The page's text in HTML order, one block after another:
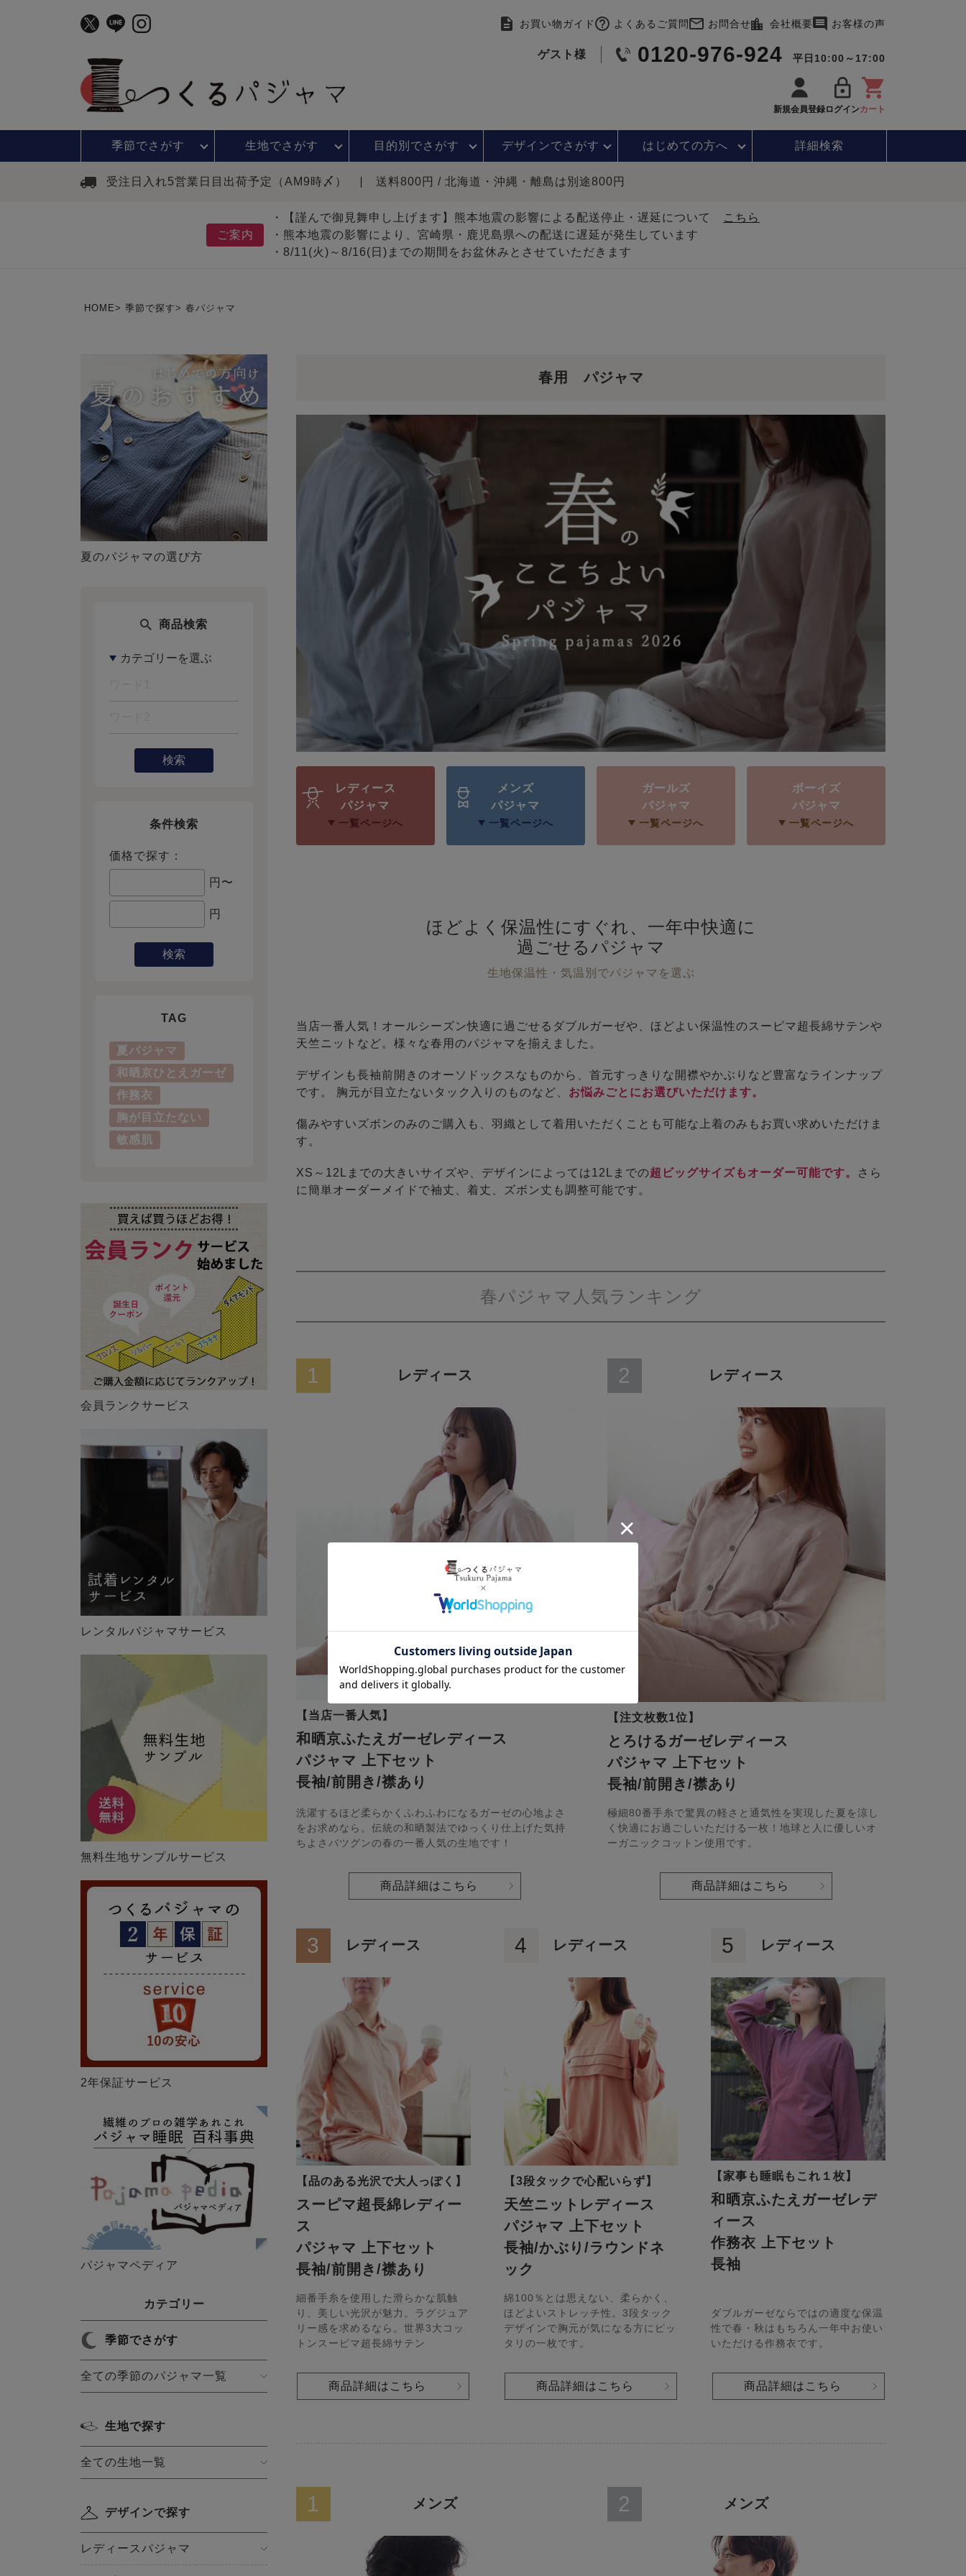
お買い物ガイド よくあるご質問 お問合せ 会社概要 お客様の声
ゲスト様 0120-976-924 平日10:00～17:00
新規会員登録ログインカート
季節でさがす 生地でさがす 目的別でさがす デザインでさがす はじめての方へ 詳細検索
受注日入れ5営業日目出荷予定（AM9時〆） 送料800円 / 北海道・沖縄・離島は別途800円
ご案内
・【謹んで御見舞申し上げます】熊本地震の影響による配送停止・遅延について
こちら
・熊本地震の影響により、宮崎県・鹿児島県への配送に遅延が発生しています
・8/11(火)～8/16(日)までの期間をお盆休みとさせていただきます
HOME 季節で探す 春パジャマ
夏のパジャマの選び方
商品検索
検索
条件検索
価格で探す：
円〜
円
検索
TAG
夏パジャマ
和晒京ひとえガーゼ
作務衣
胸が目立たない
敏感肌
会員ランクサービス
レンタルパジャマサービス
無料生地サンプルサービス
2年保証サービス
パジャマペディア
カテゴリー
季節でさがす
全ての季節のパジャマ一覧
生地で探す
全ての生地一覧
デザインで探す
レディースパジャマ
春用 パジャマ
レディース
パジャマ
一覧ページへ
メンズ
パジャマ
一覧ページへ
ガールズ
パジャマ
一覧ページへ
ボーイズ
パジャマ
一覧ページへ
ほどよく保温性にすぐれ、 一年中快適に
過ごせるパジャマ
生地保温性・気温別でパジャマを選ぶ
当店一番人気！オールシーズン快適に過ごせるダブルガーゼや、ほどよい保温性のスーピマ超長綿サテンや
天竺ニットなど。様々な春用のパジャマを揃えました。
デザインも長袖前開きのオーソドックスなものから、首元すっきりな開襟やかぶりなど豊富なラインナップ
です。 胸元が目立たないタック入りのものなど、 お悩みごとにお選びいただけます。
傷みやすいズボンのみのご購入も、羽織として着用いただくことも可能な上着のみもお買い求めいただけま
す。
XS～12Lまでの大きいサイズや、デザインによっては12Lまでの超ビッグサイズもオーダー可能です。
さら
に簡単オーダーメイドで袖丈、着丈、ズボン丈も調整可能です。
春パジャマ人気ランキング
1 レディース
【当店一番人気】
和晒京ふたえガーゼレディース
パジャマ 上下セット
長袖/前開き/襟あり
洗濯するほど柔らかくふわふわになるガーゼの心地よさ
をお求めなら。伝統の和晒製法でゆっくり仕上げた気持
ちよさバツグンの春の一番人気の生地です！
商品詳細はこちら
2 レディース
【注文枚数1位】
とろけるガーゼレディース
パジャマ 上下セット
長袖/前開き/襟あり
極細80番手糸で驚異の軽さと通気性を実現した夏を涼し
く快適にお過ごしいただける一枚！地球と人に優しいオ
ーガニックコットン使用です。
商品詳細はこちら
3 レディース
【品のある光沢で大人っぽく】
スーピマ超長綿レディー
ス
パジャマ 上下セット
長袖/前開き/襟あり
細番手糸を使用した滑らかな肌触
り、美しい光沢が魅力。ラグジュア
リー感を求めるなら。世界3大コッ
トンスーピマ超長綿サテン
商品詳細はこちら
4 レディース
【3段タックで心配いらず】
天竺ニットレディース
パジャマ 上下セット
長袖/かぶり/ラウンドネ
ック
綿100％とは思えない、柔らかく、
ほどよいストレッチ性。3段タック
デザインで胸元が気になる方にピッ
タリの一枚です。
商品詳細はこちら
5 レディース
【家事も睡眠もこれ１枚】
和晒京ふたえガーゼレデ
ィース
作務衣 上下セット
長袖
ダブルガーゼならではの適度な保温
性で春・秋はもちろん一年中お使い
いただける作務衣です。
商品詳細はこちら
1 メンズ 2 メンズ